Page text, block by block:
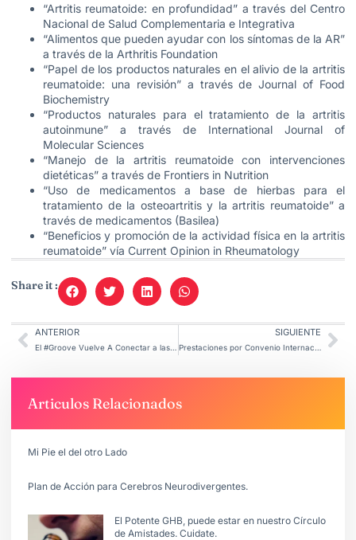
“Artritis reumatoide: en profundidad” a través del Centro
Nacional de Salud Complementaria e Integrativa
“Alimentos que pueden ayudar con los síntomas de la AR”
a través de la Arthritis Foundation
“Papel de los productos naturales en el alivio de la artritis
reumatoide: una revisión” a través de Journal of Food
Biochemistry
“Productos naturales para el tratamiento de la artritis
autoinmune” a través de International Journal of
Molecular Sciences
“Manejo de la artritis reumatoide con intervenciones
dietéticas” a través de Frontiers in Nutrition
“Uso de medicamentos a base de hierbas para el
tratamiento de la osteoartritis y la artritis reumatoide” a
través de medicamentos (Basilea)
“Beneficios y promoción de la actividad física en la artritis
reumatoide” vía Current Opinion in Rheumatology
Share it :
ANTERIOR SIGUIENTE
Articulos Relacionados
Mi Pie el del otro Lado
Plan de Acción para Cerebros Neurodivergentes.
El Potente GHB, puede estar en nuestro Círculo
de Amistades. Cuidate.